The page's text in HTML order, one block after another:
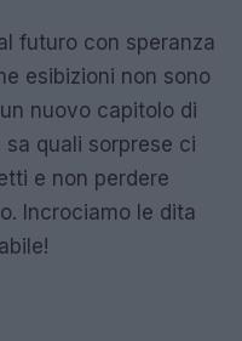
futuro con speranza
esibizioni non sono
nuovo capitolo di
quali sorprese ci
e non perdere
Incrociamo le dita